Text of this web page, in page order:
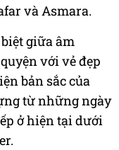
và Asmara.
giữa âm
với vẻ đẹp
bản sắc của
từ những ngày
ở hiện tại dưới